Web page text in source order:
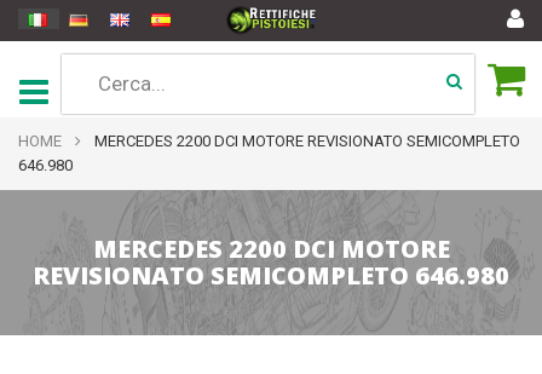
HOME
MERCEDES 2200 DCI MOTORE REVISIONATO SEMICOMPLETO
646.980
MERCEDES 2200 DCI MOTORE
REVISIONATO SEMICOMPLETO 646.980